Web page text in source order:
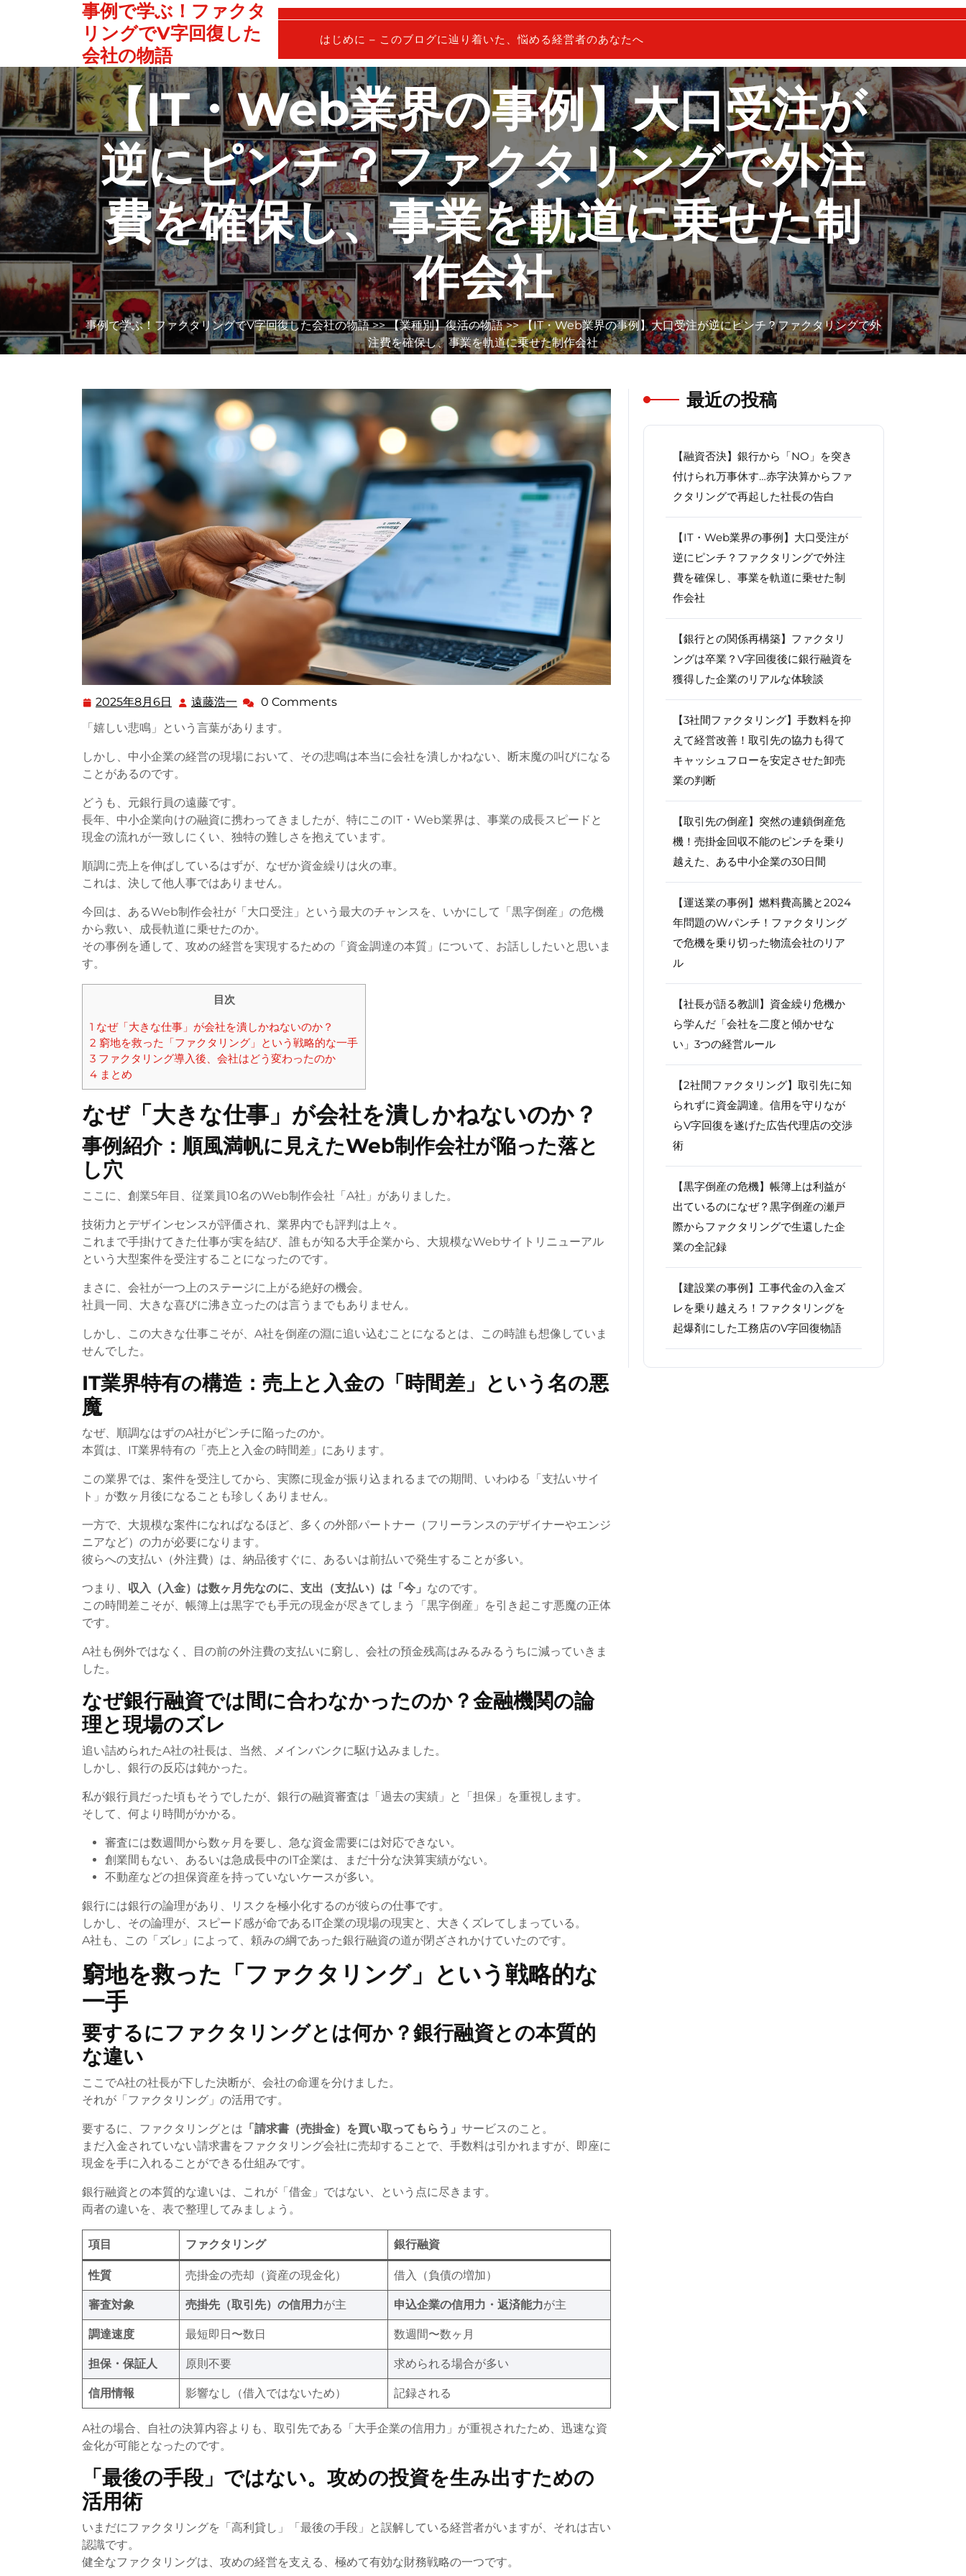
事例で学ぶ！ファクタ
リングでV字回復した
会社の物語
はじめに – このブログに辿り着いた、悩める経営者のあなたへ
【IT・Web業界の事例】大口受注が
逆にピンチ？ファクタリングで外注
費を確保し、事業を軌道に乗せた制
作会社
事例で学ぶ！ファクタリングでV字回復した会社の物語>>【業種別】復活の物語>> 【IT・Web業界の事例】大口受注が逆にピンチ？ファクタリングで外
注費を確保し、事業を軌道に乗せた制作会社
2025年8月6日
2025
月
6
遠藤浩一 遠
藤
浩
一
0 Comments
「嬉しい悲鳴」という言葉があります。
しかし、中小企業の経営の現場において、その悲鳴は本当に会社を潰しかねない、断末魔の叫びになる
ことがあるのです。
どうも、元銀行員の遠藤です。
長年、中小企業向けの融資に携わってきましたが、特にこのIT・Web業界は、事業の成長スピードと
現金の流れが一致しにくい、独特の難しさを抱えています。
順調に売上を伸ばしているはずが、なぜか資金繰りは火の車。
これは、決して他人事ではありません。
今回は、あるWeb制作会社が「大口受注」という最大のチャンスを、いかにして「黒字倒産」の危機
から救い、成長軌道に乗せたのか。
その事例を通して、攻めの経営を実現するための「資金調達の本質」について、お話ししたいと思いま
す。
目次
1 なぜ「大きな仕事」が会社を潰しかねないのか？
2 窮地を救った「ファクタリング」という戦略的な一手
3 ファクタリング導入後、会社はどう変わったのか
4 まとめ
なぜ「大きな仕事」が会社を潰しかねないのか？
事例紹介：順風満帆に見えたWeb制作会社が陥った落と
し穴
ここに、創業5年目、従業員10名のWeb制作会社「A社」がありました。
技術力とデザインセンスが評価され、業界内でも評判は上々。
これまで手掛けてきた仕事が実を結び、誰もが知る大手企業から、大規模なWebサイトリニューアル
という大型案件を受注することになったのです。
まさに、会社が一つ上のステージに上がる絶好の機会。
社員一同、大きな喜びに沸き立ったのは言うまでもありません。
しかし、この大きな仕事こそが、A社を倒産の淵に追い込むことになるとは、この時誰も想像していま
せんでした。
IT業界特有の構造：売上と入金の「時間差」という名の悪
魔
なぜ、順調なはずのA社がピンチに陥ったのか。
本質は、IT業界特有の「売上と入金の時間差」にあります。
この業界では、案件を受注してから、実際に現金が振り込まれるまでの期間、いわゆる「支払いサイ
ト」が数ヶ月後になることも珍しくありません。
一方で、大規模な案件になればなるほど、多くの外部パートナー（フリーランスのデザイナーやエンジ
ニアなど）の力が必要になります。
彼らへの支払い（外注費）は、納品後すぐに、あるいは前払いで発生することが多い。
つまり、 収入（入金）は数ヶ月先なのに、支出（支払い）は「今」 なのです。
この時間差こそが、帳簿上は黒字でも手元の現金が尽きてしまう「黒字倒産」を引き起こす悪魔の正体
です。
A社も例外ではなく、目の前の外注費の支払いに窮し、会社の預金残高はみるみるうちに減っていきま
した。
なぜ銀行融資では間に合わなかったのか？金融機関の論
理と現場のズレ
追い詰められたA社の社長は、当然、メインバンクに駆け込みました。
しかし、銀行の反応は鈍かった。
私が銀行員だった頃もそうでしたが、銀行の融資審査は「過去の実績」と「担保」を重視します。
そして、何より時間がかかる。
審査には数週間から数ヶ月を要し、急な資金需要には対応できない。
創業間もない、あるいは急成長中のIT企業は、まだ十分な決算実績がない。
不動産などの担保資産を持っていないケースが多い。
銀行には銀行の論理があり、リスクを極小化するのが彼らの仕事です。
しかし、その論理が、スピード感が命であるIT企業の現場の現実と、大きくズレてしまっている。
A社も、この「ズレ」によって、頼みの綱であった銀行融資の道が閉ざされかけていたのです。
窮地を救った「ファクタリング」という戦略的な
一手
要するにファクタリングとは何か？銀行融資との本質的
な違い
ここでA社の社長が下した決断が、会社の命運を分けました。
それが「ファクタリング」の活用です。
要するに、ファクタリングとは 「請求書（売掛金）を買い取ってもらう」 サービスのこと。
まだ入金されていない請求書をファクタリング会社に売却することで、手数料は引かれますが、即座に
現金を手に入れることができる仕組みです。
銀行融資との本質的な違いは、これが「借金」ではない、という点に尽きます。
両者の違いを、表で整理してみましょう。
項目 ファクタリング 銀行融資
性質 売掛金の売却（資産の現金化） 借入（負債の増加）
審査対象 売掛先（取引先）の信用力が主 申込企業の信用力・返済能力が主
調達速度 最短即日〜数日 数週間〜数ヶ月
担保・保証人 原則不要 求められる場合が多い
信用情報 影響なし（借入ではないため） 記録される
A社の場合、自社の決算内容よりも、取引先である「大手企業の信用力」が重視されたため、迅速な資
金化が可能となったのです。
「最後の手段」ではない。攻めの投資を生み出すための
活用術
いまだにファクタリングを「高利貸し」「最後の手段」と誤解している経営者がいますが、それは古い
認識です。
健全なファクタリングは、攻めの経営を支える、極めて有効な財務戦略の一つです。
最近の投稿
【融資否決】銀行から「NO」を突き
付けられ万事休す…赤字決算からファ
クタリングで再起した社長の告白
【IT・Web業界の事例】大口受注が
逆にピンチ？ファクタリングで外注
費を確保し、事業を軌道に乗せた制
作会社
【銀行との関係再構築】ファクタリ
ングは卒業？V字回復後に銀行融資を
獲得した企業のリアルな体験談
【3社間ファクタリング】手数料を抑
えて経営改善！取引先の協力も得て
キャッシュフローを安定させた卸売
業の判断
【取引先の倒産】突然の連鎖倒産危
機！売掛金回収不能のピンチを乗り
越えた、ある中小企業の30日間
【運送業の事例】燃料費高騰と2024
年問題のWパンチ！ファクタリング
で危機を乗り切った物流会社のリア
ル
【社長が語る教訓】資金繰り危機か
ら学んだ「会社を二度と傾かせな
い」3つの経営ルール
【2社間ファクタリング】取引先に知
られずに資金調達。信用を守りなが
らV字回復を遂げた広告代理店の交渉
術
【黒字倒産の危機】帳簿上は利益が
出ているのになぜ？黒字倒産の瀬戸
際からファクタリングで生還した企
業の全記録
【建設業の事例】工事代金の入金ズ
レを乗り越えろ！ファクタリングを
起爆剤にした工務店のV字回復物語